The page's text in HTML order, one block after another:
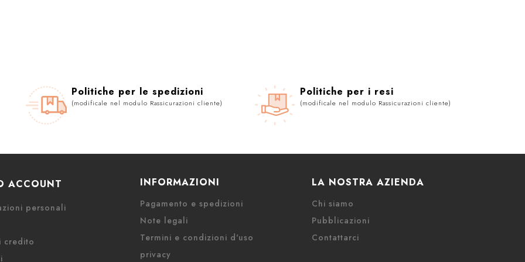
Politiche per le spedizioni
(modificale nel modulo Rassicurazioni cliente)
Politiche per i resi
(modificale nel modulo Rassicurazioni cliente)
ACCOUNT
personali
credito
INFORMAZIONI
Pagamento e spedizioni
Note legali
Termini e condizioni d'uso
privacy
LA NOSTRA AZIENDA
Chi siamo
Pubblicazioni
Contattarci